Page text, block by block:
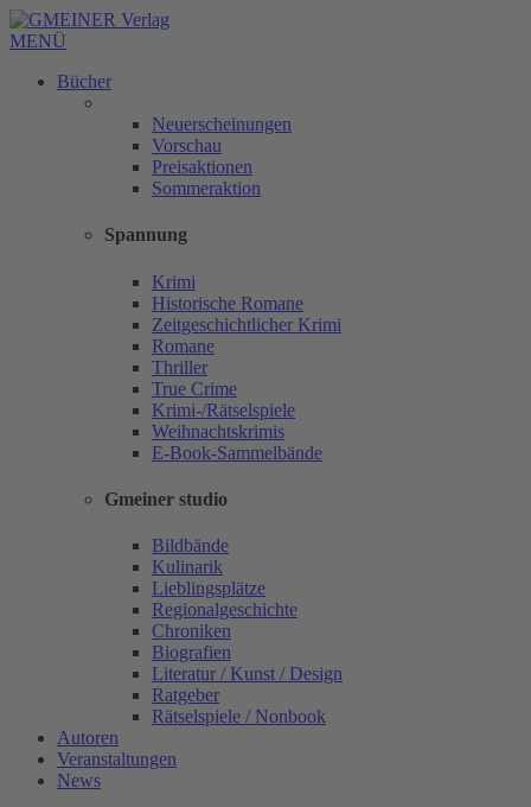
MENÜ
Bücher
Neuerscheinungen
Vorschau
Preisaktionen
Sommeraktion
Spannung
Krimi
Historische Romane
Zeitgeschichtlicher Krimi
Romane
Thriller
True Crime
Krimi-/Rätselspiele
Weihnachtskrimis
E-Book-Sammelbände
Gmeiner studio
Bildbände
Kulinarik
Lieblingsplätze
Regionalgeschichte
Chroniken
Biografien
Literatur / Kunst / Design
Ratgeber
Rätselspiele / Nonbook
Autoren
Veranstaltungen
News